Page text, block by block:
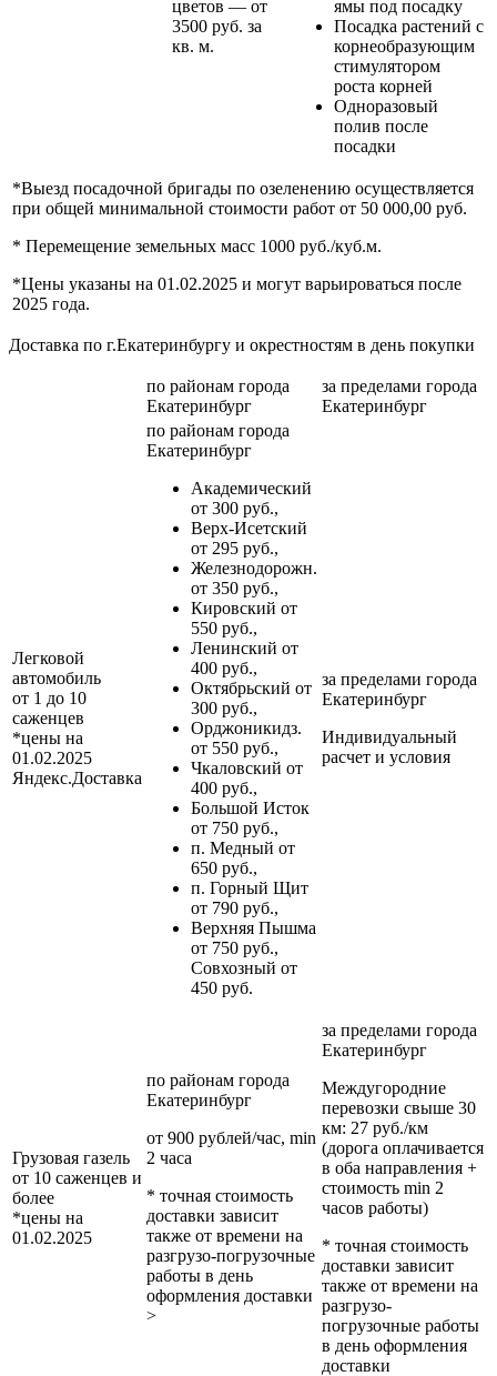
цветов — от
3500 руб. за
кв. м.
ямы под посадку
Посадка растений с
корнеобразующим
стимулятором
роста корней
Одноразовый
полив после
посадки
*Выезд посадочной бригады по озеленению осуществляется
при общей минимальной стоимости работ от 50 000,00 руб.
* Перемещение земельных масс 1000 руб./куб.м.
*Цены указаны на 01.02.2025 и могут варьироваться после
2025 года.
Доставка по г.Екатеринбургу и окрестностям в день покупки
по районам города
Екатеринбург
за пределами города
Екатеринбург
Легковой
автомобиль
от 1 до 10
саженцев
*цены на
01.02.2025
Яндекс.Доставка
по районам города
Екатеринбург
Академический
от 300 руб.,
Верх-Исетский
от 295 руб.,
Железнодорожн.
от 350 руб.,
Кировский от
550 руб.,
Ленинский от
400 руб.,
Октябрьский от
300 руб.,
Орджоникидз.
от 550 руб.,
Чкаловский от
400 руб.,
Большой Исток
от 750 руб.,
п. Медный от
650 руб.,
п. Горный Щит
от 790 руб.,
Верхняя Пышма
от 750 руб.,
Совхозный от
450 руб.
за пределами города
Екатеринбург
Индивидуальный
расчет и условия
Грузовая газель
от 10 саженцев и
более
*цены на
01.02.2025
по районам города
Екатеринбург
от 900 рублей/час, min
2 часа
* точная стоимость
доставки зависит
также от времени на
разгрузо-погрузочные
работы в день
оформления доставки
>
за пределами города
Екатеринбург
Междугородние
перевозки свыше 30
км: 27 руб./км
(дорога оплачивается
в оба направления +
стоимость min 2
часов работы)
* точная стоимость
доставки зависит
также от времени на
разгрузо-
погрузочные работы
в день оформления
доставки